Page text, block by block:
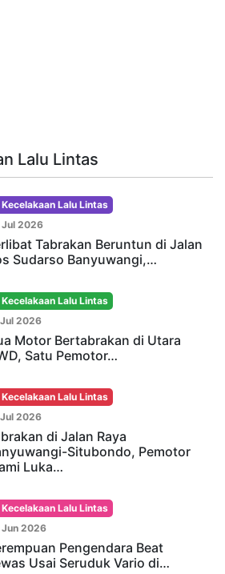
Lalu Lintas
Kecelakaan Lalu Lintas
Jul 2026
Tabrakan Beruntun di Jalan
Sudarso Banyuwangi,…
Kecelakaan Lalu Lintas
2026
Motor Bertabrakan di Utara
Satu Pemotor…
Kecelakaan Lalu Lintas
2026
di Jalan Raya
Situbondo, Pemotor
Luka…
Kecelakaan Lalu Lintas
Jun 2026
Pengendara Beat
Usai Seruduk Vario di…